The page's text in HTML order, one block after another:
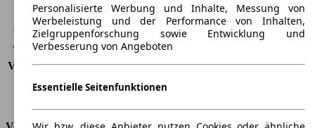
CO2 Emissionen*
Verbrauch (Stadt)
-
Verbrauch (Land)
-
Verbrauch (komb.)* -
Schadstoffklasse
Keine Verknüpfung
Personalisierte Werbung und Inhalte, Messung von
Werbeleistung und der Performance von Inhalten,
Zielgruppenforschung sowie Entwicklung und
Verbesserung von Angeboten
Essentielle Seitenfunktionen